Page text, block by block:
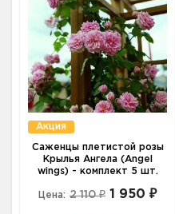
Акция
Саженцы плетистой розы
Крылья Ангела (Angel
wings) - комплект 5 шт.
Цена: 2 110 ₽ 1 950 ₽